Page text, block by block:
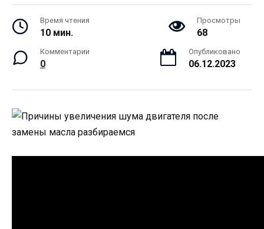
Время чтения
10 мин.
Просмотры
68
Комментарии
0
Опубликовано
06.12.2023